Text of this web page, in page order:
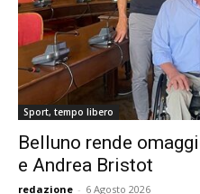
Sport, tempo libero
Belluno rende
e Andrea Bristot
redazione - 6 Agosto 2026